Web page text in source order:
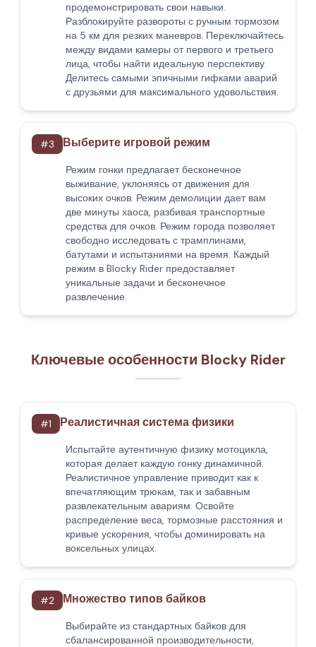
продемонстрировать свои навыки.
Разблокируйте развороты с ручным тормозом
на 5 км для резких маневров. Переключайтесь
между видами камеры от первого и третьего
лица, чтобы найти идеальную перспективу.
Делитесь самыми эпичными гифками аварий
с друзьями для максимального удовольствия.
#3 Выберите игровой режим
Режим гонки предлагает бесконечное
выживание, уклоняясь от движения для
высоких очков. Режим демолиции дает вам
две минуты хаоса, разбивая транспортные
средства для очков. Режим города позволяет
свободно исследовать с трамплинами,
батутами и испытаниями на время. Каждый
режим в Blocky Rider предоставляет
уникальные задачи и бесконечное
развлечение.
Ключевые особенности Blocky Rider
#1 Реалистичная система физики
Испытайте аутентичную физику мотоцикла,
которая делает каждую гонку динамичной.
Реалистичное управление приводит как к
впечатляющим трюкам, так и забавным
развлекательным авариям. Освойте
распределение веса, тормозные расстояния и
кривые ускорения, чтобы доминировать на
воксельных улицах.
#2 Множество типов байков
Выбирайте из стандартных байков для
сбалансированной производительности,